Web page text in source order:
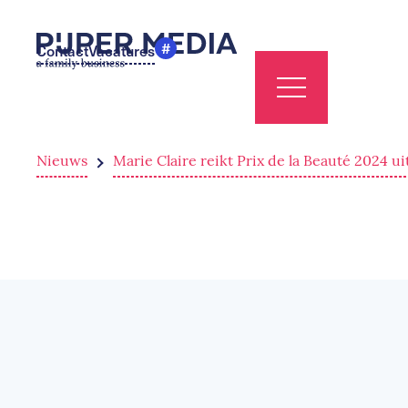
Contact #
Vacatures
Nieuws Marie Claire reikt Prix de la Beauté 2024